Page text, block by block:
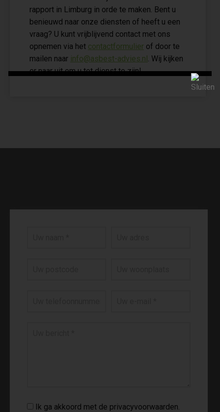
rapport in Limburg in orde te maken. Bent u
benieuwd naar onze diensten of heeft u een
vraag? U kunt vrijblijvend contact met ons
opnemen via het contactformulier of door te
mailen naar info@asbest-advies.nl. Wij kijken
er naar uit om u tot dienst te zijn!
Ik ga akkoord met de privacyvoorwaarden.